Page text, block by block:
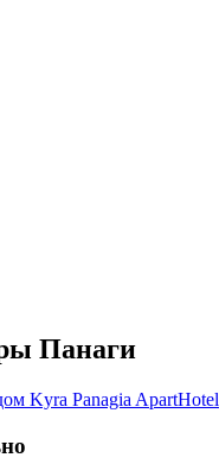
Панаги
Kyra Panagia ApartHotel